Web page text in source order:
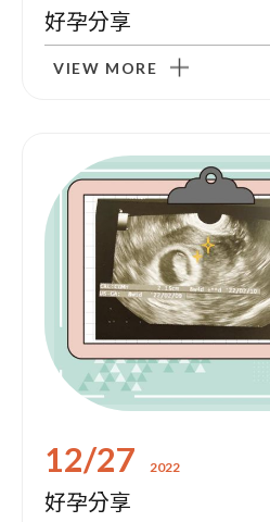
好孕分享
VIEW MORE
12/27 2022
好孕分享